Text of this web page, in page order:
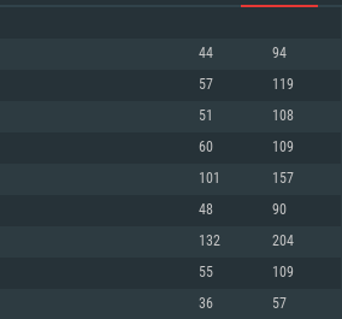
상i5 (Intel Xeon 은 지원하지 않습니다)
버전
44 94
57 119
51 108
60 109
101 157
48 90
132 204
55 109
36 57